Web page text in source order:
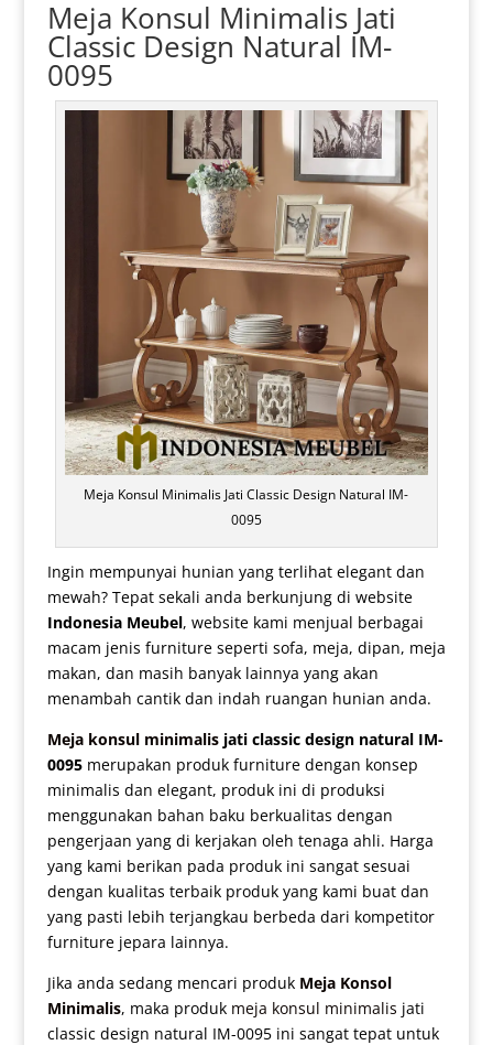
Meja Konsul Minimalis Jati
Classic Design Natural IM-
0095
Meja Konsul Minimalis Jati Classic Design Natural IM-
0095
Ingin mempunyai hunian yang terlihat elegant dan
mewah? Tepat sekali anda berkunjung di website
Indonesia Meubel, website kami menjual berbagai
macam jenis furniture seperti sofa, meja, dipan, meja
makan, dan masih banyak lainnya yang akan
menambah cantik dan indah ruangan hunian anda.
Meja konsul minimalisjati classic design natural IM-
0095merupakan produk furniture dengan konsep
minimalis dan elegant, produk ini di produksi
menggunakan bahan baku berkualitas dengan
pengerjaan yang di kerjakan oleh tenaga ahli. Harga
yang kami berikan pada produk ini sangat sesuai
dengan kualitas terbaik produk yang kami buat dan
yang pasti lebih terjangkau berbeda dari kompetitor
furniture jepara lainnya.
Jika anda sedang mencari produk Meja Konsol
Minimalis, maka produk meja konsul minimalis jati
classic design natural IM-0095 ini sangat tepat untuk